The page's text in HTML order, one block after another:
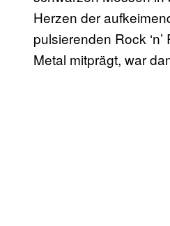
Herzen der
pulsierenden Rock
Metal mitprägt, war